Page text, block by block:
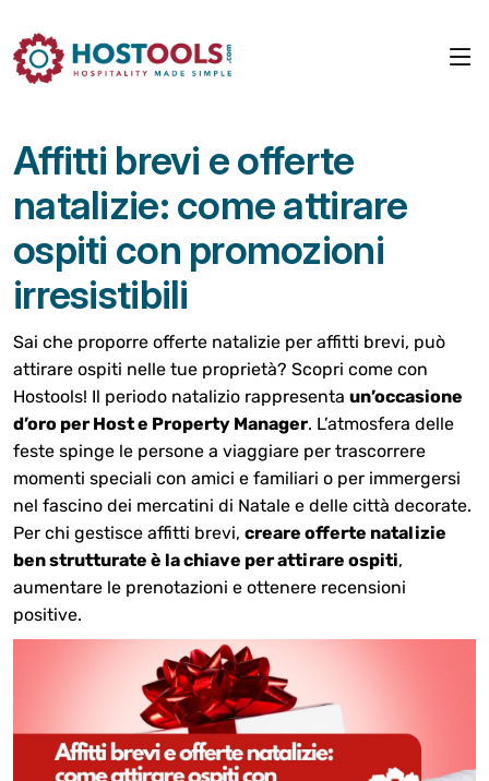
Affitti brevi e offerte
natalizie: come attirare
ospiti con promozioni
irresistibili
Sai che proporre offerte natalizie per affitti brevi, può
attirare ospiti nelle tue proprietà? Scopri come con
Hostools! Il periodo natalizio rappresenta un’occasione
d’oro per Host e Property Manager. L’atmosfera delle
feste spinge le persone a viaggiare per trascorrere
momenti speciali con amici e familiari o per immergersi
nel fascino dei mercatini di Natale e delle città decorate.
Per chi gestisce affitti brevi, creare offerte natalizie
ben strutturate è la chiave per attirare ospiti,
aumentare le prenotazioni e ottenere recensioni
positive.